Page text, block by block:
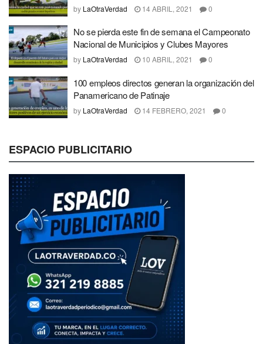
by LaOtraVerdad 14 ABRIL, 2021 0
No se pierda este fin de semana el Campeonato
Nacional de Municipios y Clubes Mayores
by LaOtraVerdad 10 ABRIL, 2021 0
100 empleos directos generan la organización del
Panamericano de Patinaje
by LaOtraVerdad 14 FEBRERO, 2021 0
ESPACIO PUBLICITARIO